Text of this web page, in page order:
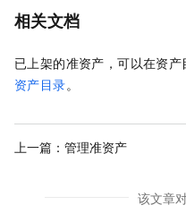
相关文档
已上架的准资产，可以在资
资产目录。
上一篇： 管理准资产
该文章